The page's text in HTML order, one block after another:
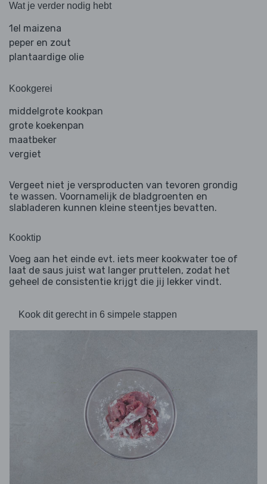
Wat je verder nodig hebt
1el maizena
peper en zout
plantaardige olie
Kookgerei
middelgrote kookpan
grote koekenpan
maatbeker
vergiet
Vergeet niet je versproducten van tevoren grondig
te wassen. Voornamelijk de bladgroenten en
slabladeren kunnen kleine steentjes bevatten.
Kooktip
Voeg aan het einde evt. iets meer kookwater toe of
laat de saus juist wat langer pruttelen, zodat het
geheel de consistentie krijgt die jij lekker vindt.
Kook dit gerecht in 6 simpele stappen